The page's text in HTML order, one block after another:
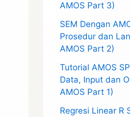
AMOS Part 3)
SEM Dengan
Prosedur dan
AMOS Part 2)
Tutorial AMOS
Data, Input dan
AMOS Part 1)
Regresi Linear R